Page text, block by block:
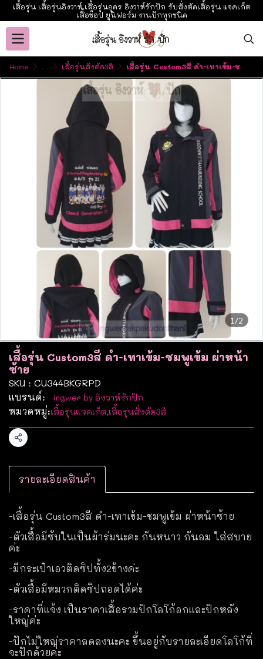
เสื้อรุ่น เสื้อรุ่นอิงวาห์ เสื้อรุ่นอุดร อิงวาห์รักปัก รับสั่งตัดเสื้อรุ่น แจคเก็ต
เสื้อช็อป ยูนิฟอร์ม งานปักทุกชนิด
Home เสื้อรุ่นสั่งตัด3สี เสื้อรุ่น Custom3สี ดำ-เทาเข้ม-ชมพูเข้ม ผ่าหน้าซ้าย
1/2
เสื้อรุ่น Custom3สี ดำ-เทาเข้ม-ชมพูเข้ม ผ่าหน้า
ซ้าย
SKU : CU344BKGRPD
แบรนด์:
ingwer by อิงวาห์รักปัก
หมวดหมู่:เสื้อรุ่นแจคเก็ต,เสื้อรุ่นสั่งตัด3สี
แชร์
รายละเอียดสินค้า
-เสื้อรุ่น Custom3สี ดำ-เทาเข้ม-ชมพูเข้ม ผ่าหน้าซ้าย
-ตัวเสื้อมีซับในเป็นผ้าร่มนะคะ กันหนาว กันลม ใส่สบาย
ค่ะ
-มีกระเป๋าเอวติดซิปทั้ง2ข้างค่ะ
-ตัวเสื้อมีหมวกติดซิปถอดได้ค่ะ
-ราคาที่แจ้ง เป็นราคาเสื้อรวมปักโลโก้อกและปักหลัง
ใหญ่ค่ะ
-ปักไม่ใหญ่ราคาลดลงนะคะ ขึ้นอยู่กับรายละเอียดโลโก้ที่
จะปักด้วยค่ะ